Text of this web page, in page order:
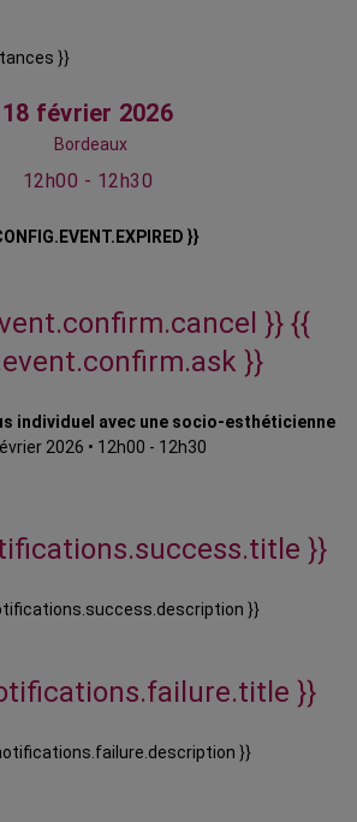
}}
18 février 2026
Bordeaux
12h00 - 12h30
}}
}} {{
}}
individuel avec une socio-esthéticienne
2026 • 12h00 - 12h30
}}
}}
}}
}}